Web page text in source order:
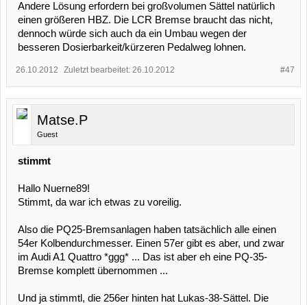
Andere Lösung erfordern bei großvolumen Sättel natürlich
einen größeren HBZ. Die LCR Bremse braucht das nicht,
dennoch würde sich auch da ein Umbau wegen der
besseren Dosierbarkeit/kürzeren Pedalweg lohnen.
#47
26.10.2012 Zuletzt bearbeitet: 26.10.2012
Matse.P
Guest
stimmt
Hallo Nuerne89!
Stimmt, da war ich etwas zu voreilig.
Also die PQ25-Bremsanlagen haben tatsächlich alle einen
54er Kolbendurchmesser. Einen 57er gibt es aber, und zwar
im Audi A1 Quattro *ggg* ... Das ist aber eh eine PQ-35-
Bremse komplett übernommen ...
Und ja stimmtl, die 256er hinten hat Lukas-38-Sättel. Die